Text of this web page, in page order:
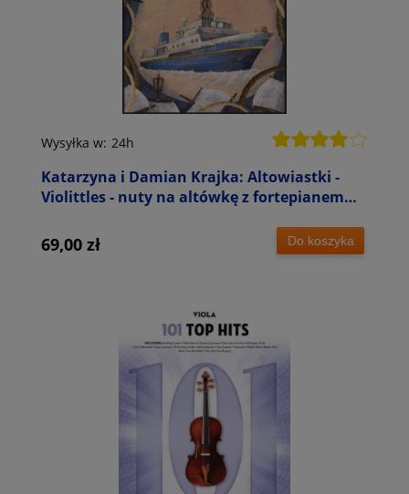
Katarzyna i Damian Krajka: Altowiastki -
Violittles - nuty na altówkę z fortepianem
Wysyłka w: 24h
69,00 zł Do koszyka